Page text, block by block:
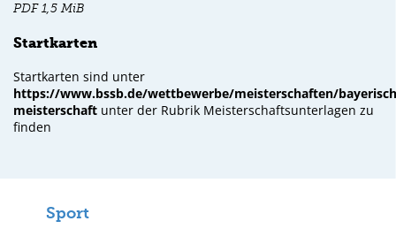
PDF 1,5 MiB
Startkarten
Startkarten sind unter
https://www.bssb.de/wettbewerbe/meisterschaften/
meisterschaft unter der Rubrik Meisterschaftsunterlagen zu
finden
Sport